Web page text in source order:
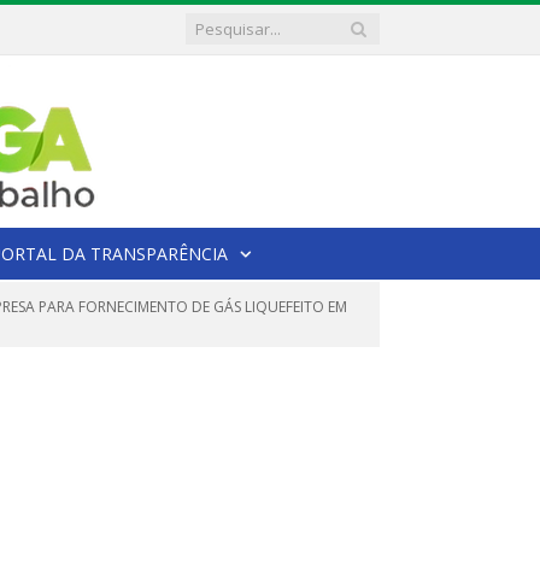
DA TRANSPARÊNCIA
PARA FORNECIMENTO DE GÁS LIQUEFEITO EM